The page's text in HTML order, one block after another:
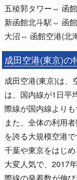
五稜郭タワー⇔ 函
新函館北斗駅⇔ 函
大沼⇔ 函館空港(
成田空港(東京)の
成田空港(東京)は、
は、国内線が1日平
際線が国内線よりも
また、全体の利用
を誇る大規模空港で
千葉や東京をはじ
大変人気で、2017
際線の発着数が伸